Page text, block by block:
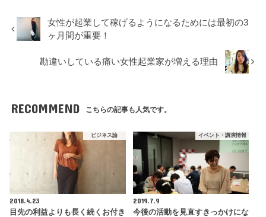
女性が起業して稼げるようになるためには最初の3
ヶ月間が重要！
勘違いしている痛い女性起業家が増える理由
RECOMMEND こちらの記事も人気です。
ビジネス論
2018.4.23
目先の利益よりも長く続くお付き
イベント・講演情報
2019.7.9
今後の活動を見直すきっかけにな